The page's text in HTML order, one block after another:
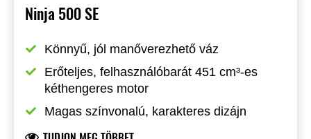
Ninja 500 SE
Könnyű, jól manőverezhető váz
Erőteljes, felhasználóbarát 451 cm³-es
kéthengeres motor
Magas színvonalú, karakteres dizájn